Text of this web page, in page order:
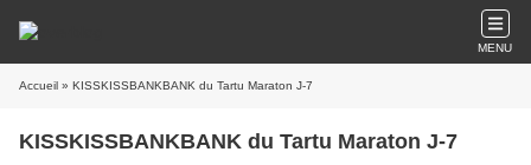
MENU
Accueil » KISSKISSBANKBANK du Tartu Maraton J-7
KISSKISSBANKBANK du Tartu Maraton J-7